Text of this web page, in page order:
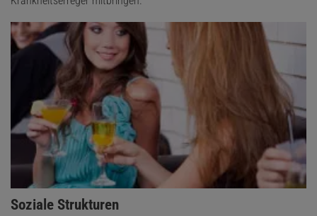
Soziale Strukturen